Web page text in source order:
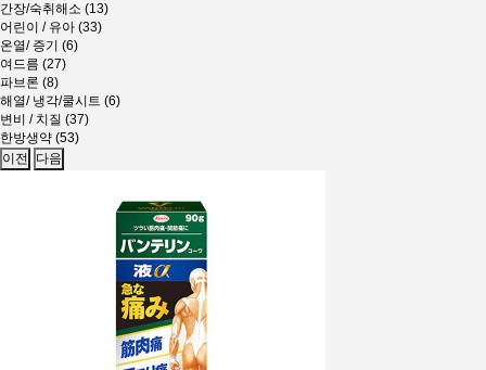
간장/숙취해소 (13)
어린이 / 유아 (33)
온열/ 증기 (6)
여드름 (27)
파브론 (8)
해열/ 냉각/쿨시트 (6)
변비 / 치질 (37)
한방생약 (53)
이전
다음